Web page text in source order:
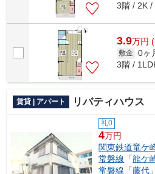
3階 / 2K /
3.9万円
敷金 0ヶ
3階 /
賃貸 | アパート リバティハウス
礼0
4万円
関東鉄道竜ケ
常磐線 「龍ケ
常磐線 「藤代